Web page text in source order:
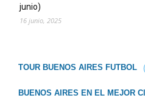
junio)
16 junio, 2025
TOUR BUENOS AIRES FUTBOL
BUENOS AIRES EN EL MEJOR